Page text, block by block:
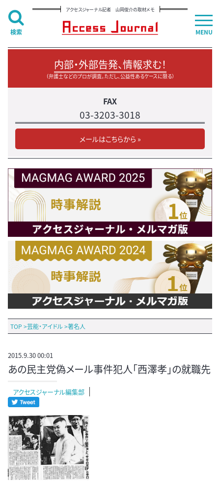
アクセスジャーナル記者 山岡俊介の取材メモ
内部・外部告発、情報求む！
（弁護士などのプロが調査。ただし、公益性あるケースに限る）
FAX
03-3203-3018
メールはこちらから »
TOP >芸能・アイドル>著名人
2015.9.30 00:01
あの民主党偽メール事件犯人「西澤孝」の就職先
アクセスジャーナル編集部
MENU
検索